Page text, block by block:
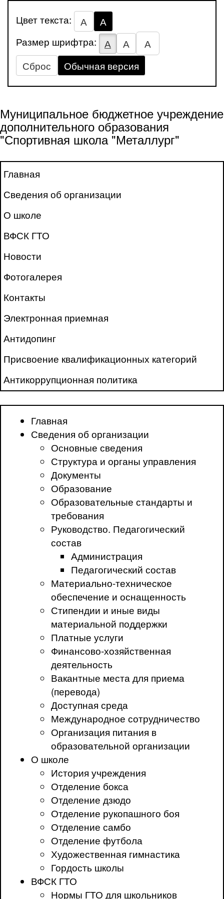
Цвет текста: А
А
Размер шрифтра:
А А
А
Сброс
Обычная версия
Муниципальное бюджетное учреждение
дополнительного образования
"Спортивная школа "Металлург"
Главная
Сведения об организации
О школе
ВФСК ГТО
Новости
Фотогалерея
Контакты
Электронная приемная
Антидопинг
Присвоение квалификационных категорий
Антикоррупционная политика
Главная
Сведения об организации
Основные сведения
Структура и органы управления
Документы
Образование
Образовательные стандарты и
требования
Руководство. Педагогический
состав
Администрация
Педагогический состав
Материально-техническое
обеспечение и оснащенность
Стипендии и иные виды
материальной поддержки
Платные услуги
Финансово-хозяйственная
деятельность
Вакантные места для приема
(перевода)
Доступная среда
Международное сотрудничество
Организация питания в
образовательной организации
О школе
История учреждения
Отделение бокса
Отделение дзюдо
Отделение рукопашного боя
Отделение самбо
Отделение футбола
Художественная гимнастика
Гордость школы
ВФСК ГТО
Нормы ГТО для школьников